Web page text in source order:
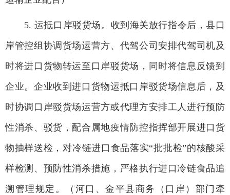
5. 运抵口岸驳货场。收到海关放行指令后，县口
岸管控组协调货场运营方、代驾公司安排代驾司机及
时将进口货物转运至口岸驳货场，同时将信息反馈到
企业。企业收到进口货物运抵口岸驳货场信息后，及
时协调口岸驳货场运营方或代理方安排工人进行预防
性消杀、驳货，配合属地疫情防控指挥部开展进口货
物抽样送检，对冷链进口食品落实“批批检”的核酸采
样检测、预防性消杀措施，严格执行进口冷链食品追
溯管理规定。（河口、金平县商务（口岸）部门牵